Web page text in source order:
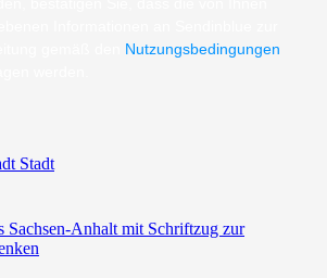
Nutzungsbedingungen